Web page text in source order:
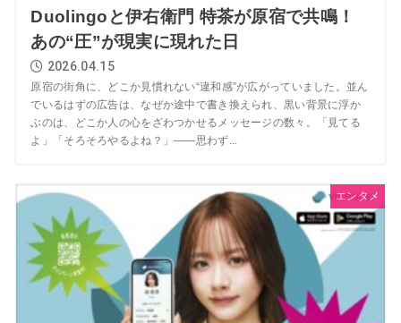
Duolingoと伊右衛門 特茶が原宿で共鳴！
あの“圧”が現実に現れた日
2026.04.15
原宿の街角に、どこか見慣れない“違和感”が広がっていました。並ん
でいるはずの広告は、なぜか途中で書き換えられ、黒い背景に浮か
ぶのは、どこか人の心をざわつかせるメッセージの数々。「見てる
よ」「そろそろやるよね？」——思わず...
エンタメ